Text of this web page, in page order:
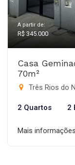
A partir de:
R$ 345.000
Casa
70m²
Três Rios do
2 Quartos 2
Mais informações